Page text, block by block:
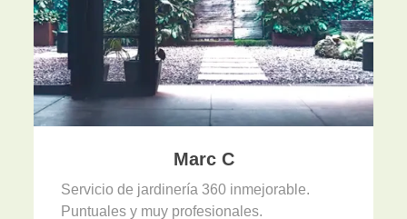
Marc C
Servicio de jardinería 360 inmejorable.
Puntuales y muy profesionales.